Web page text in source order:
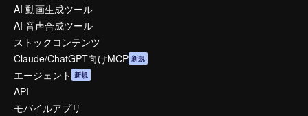
AI 動画生成ツール
AI 音声合成ツール
ストックコンテンツ
Claude/ChatGPT向けMCP 新規
エージェント 新規
API
モバイルアプリ